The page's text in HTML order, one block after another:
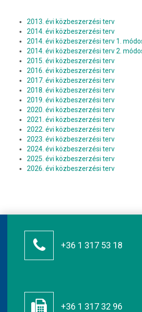
2013. évi közbeszerzési terv
2014. évi közbeszerzési terv
2014. évi közbeszerzési terv 1.
2014. évi közbeszerzési terv 2.
2015. évi közbeszerzési terv
2016. évi közbeszerzési terv
2017. évi közbeszerzési terv
2018. évi közbeszerzési terv
2019. évi közbeszerzési terv
2020. évi közbeszerzési terv
2021. évi közbeszerzési terv
2022. évi közbeszerzési terv
2023. évi közbeszerzési terv
2024. évi közbeszerzési terv
2025. évi közbeszerzési terv
2026. évi közbeszerzési terv
+36 1 317 53 18
+36 1 317 32 96